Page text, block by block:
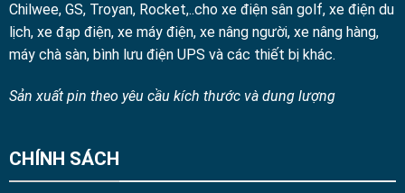
Chilwee, GS, Troyan, Rocket,..cho xe điện sân golf, xe điện du
lịch, xe đạp điện, xe máy điện, xe nâng người, xe nâng hàng,
máy chà sàn, bình lưu điện UPS và các thiết bị khác.
Sản xuất pin theo yêu cầu kích thước và dung lượng
CHÍNH SÁCH